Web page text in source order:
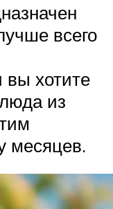
всего
вы хотите
из
месяцев.